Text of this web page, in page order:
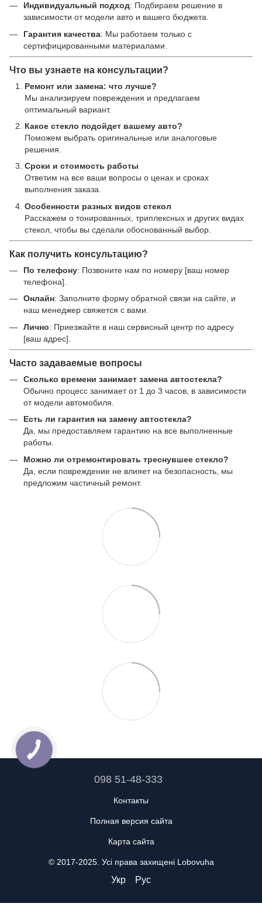
Индивидуальный подход: Подбираем решение в
зависимости от модели авто и вашего бюджета.
Гарантия качества: Мы работаем только с
сертифицированными материалами.
Что вы узнаете на консультации?
Ремонт или замена: что лучше?
Мы анализируем повреждения и предлагаем
оптимальный вариант.
Какое стекло подойдет вашему авто?
Поможем выбрать оригинальные или аналоговые
решения.
Сроки и стоимость работы
Ответим на все ваши вопросы о ценах и сроках
выполнения заказа.
Особенности разных видов стекол
Расскажем о тонированных, триплексных и других видах
стекол, чтобы вы сделали обоснованный выбор.
Как получить консультацию?
По телефону: Позвоните нам по номеру [ваш номер
телефона].
Онлайн: Заполните форму обратной связи на сайте, и
наш менеджер свяжется с вами.
Лично: Приезжайте в наш сервисный центр по адресу
[ваш адрес].
Часто задаваемые вопросы
Сколько времени занимает замена автостекла?
Обычно процесс занимает от 1 до 3 часов, в зависимости
от модели автомобиля.
Есть ли гарантия на замену автостекла?
Да, мы предоставляем гарантию на все выполненные
работы.
Можно ли отремонтировать треснувшее стекло?
Да, если повреждение не влияет на безопасность, мы
предложим частичный ремонт.
098 51-48-333
Контакты
Полная версия сайта
Карта сайта
© 2017-2025. Усі права захищені Lobovuha
Укр Рус